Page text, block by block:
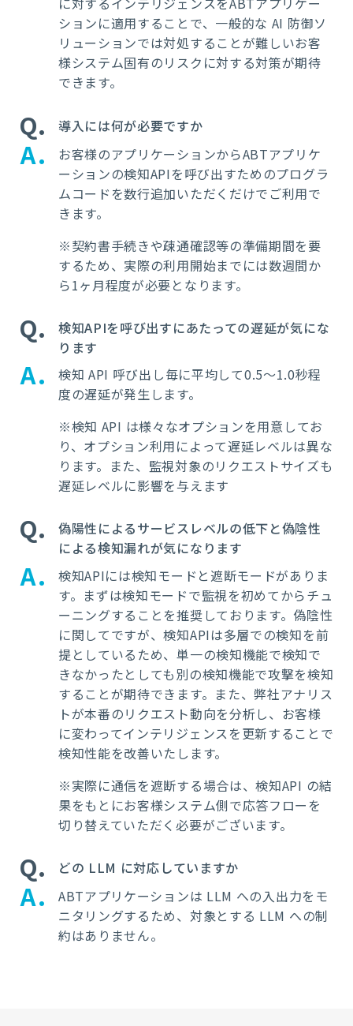
ションに適用することで、一般的な AI 防御ソ
リューションでは対処することが難しいお客
様システム固有のリスクに対する対策が期待
できます。
Q 導入には何が必要ですか
A お客様のアプリケーションからABTアプリケ
ーションの検知APIを呼び出すためのプログラ
ムコードを数行追加いただくだけでご利用で
きます。
※契約書手続きや疎通確認等の準備期間を要
するため、実際の利用開始までには数週間か
ら1ヶ月程度が必要となります。
Q
検知APIを呼び出すにあたっての遅延が気にな
ります
A 検知 API 呼び出し毎に平均して0.5～1.0秒程
度の遅延が発生します。
※検知 API は様々なオプションを用意してお
り、オプション利用によって遅延レベルは異な
ります。また、監視対象のリクエストサイズも
遅延レベルに影響を与えます
Q
偽陽性によるサービスレベルの低下と偽陰性
による検知漏れが気になります
A 検知APIには検知モードと遮断モードがありま
す。まずは検知モードで監視を初めてからチュ
ーニングすることを推奨しております。偽陰性
に関してですが、検知APIは多層での検知を前
提としているため、単一の検知機能で検知で
きなかったとしても別の検知機能で攻撃を検知
することが期待できます。また、弊社アナリス
トが本番のリクエスト動向を分析し、お客様
に変わってインテリジェンスを更新することで
検知性能を改善いたします。
※実際に通信を遮断する場合は、検知API の結
果をもとにお客様システム側で応答フローを
切り替えていただく必要がございます。
Q どの LLM に対応していますか
A ABTアプリケーションは LLM への入出力をモ
ニタリングするため、対象とする LLM への制
約はありません。